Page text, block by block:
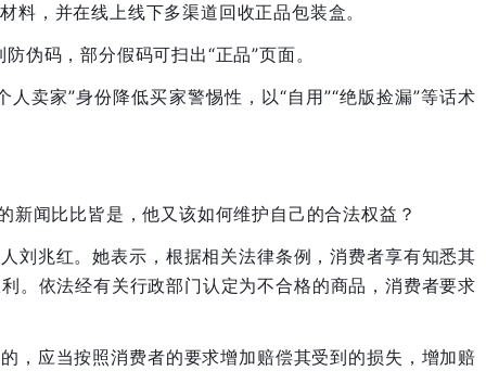
料，并在线上线下多渠道回收正品包装盒。
伪码，部分假码可扫出“正品”页面。
卖家”身份降低买家警惕性，以“自用”“绝版捡漏”等话术
新闻比比皆是，他又该如何维护自己的合法权益？
刘兆红。她表示，根据相关法律条例，消费者享有知悉其
。依法经有关行政部门认定为不合格的商品，消费者要求
，应当按照消费者的要求增加赔偿其受到的损失，增加赔